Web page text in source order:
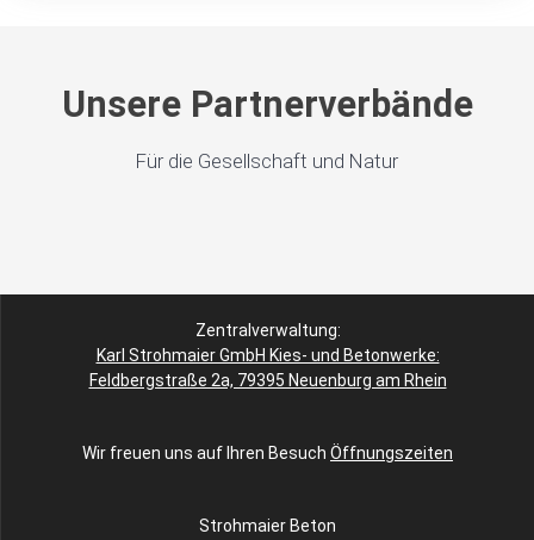
Unsere Partnerverbände
Für die Gesellschaft und Natur
Zentralverwaltung:
Karl Strohmaier GmbH Kies- und Betonwerke:
Feldbergstraße 2a, 79395 Neuenburg am Rhein
Wir freuen uns auf Ihren Besuch Öffnungszeiten
Strohmaier Beton